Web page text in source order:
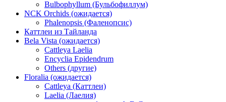
Bulbophyllum (Бульбофиллум)
NCK Orchids (ожидается)
Phalenopsis (Фаленопсис)
Каттлеи из Тайланда
Bela Vista (ожидается)
Cattleya Laelia
Encyclia Epidendrum
Others (другие)
Floralia (ожидается)
Cattleya (Каттлеи)
Laelia (Лаелия)